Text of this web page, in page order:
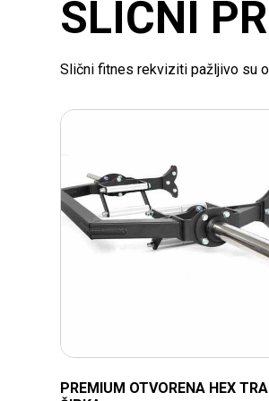
SLIČNI
Slični fitnes rekviziti pažljivo su
PREMIUM OTVORENA HEX